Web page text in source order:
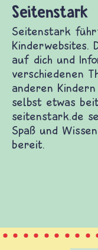
Dort
Themen. Du
beitragen